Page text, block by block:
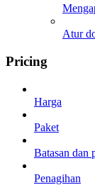
Atur
Pricing
Harga
Paket
Batasan dan
Penagihan